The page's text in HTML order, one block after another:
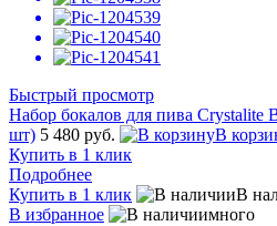
Быстрый просмотр
Набор бокалов для пива Crystalite
шт) 5 480 руб.
В
Купить в 1 клик
Подробнее
Купить в 1 клик
В
В избранное
много